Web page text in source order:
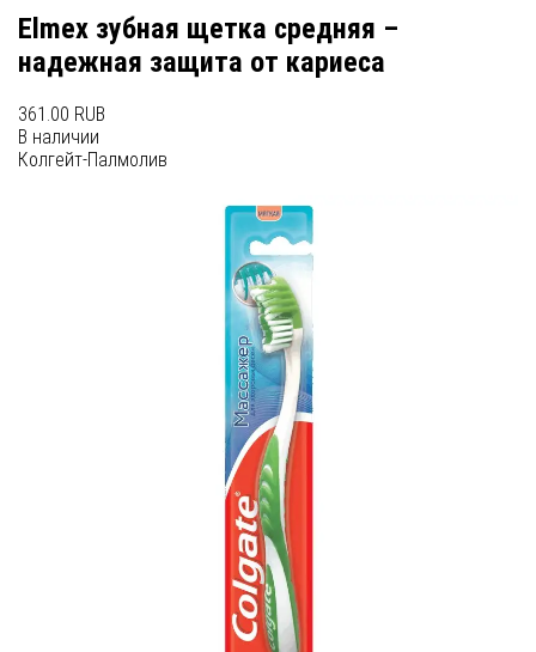
Elmex зубная щетка средняя –
надежная защита от кариеса
361.00 RUB
В наличии
Колгейт-Палмолив